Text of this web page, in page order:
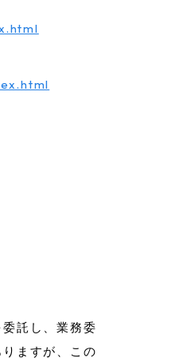
託し、業務委
ますが、この